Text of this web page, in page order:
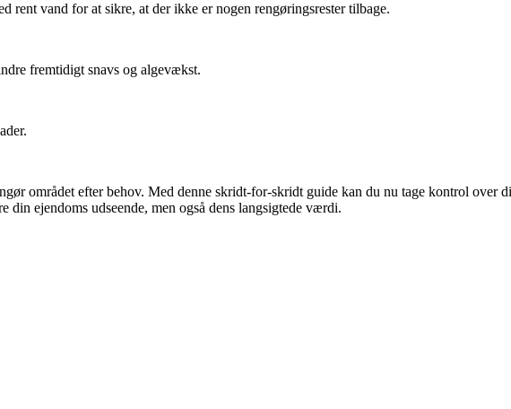
rent vand for at sikre, at der ikke er nogen rengøringsrester tilbage.
fremtidigt snavs og algevækst.
området efter behov. Med denne skridt-for-skridt guide kan du nu tage kontrol over
ejendoms udseende, men også dens langsigtede værdi.